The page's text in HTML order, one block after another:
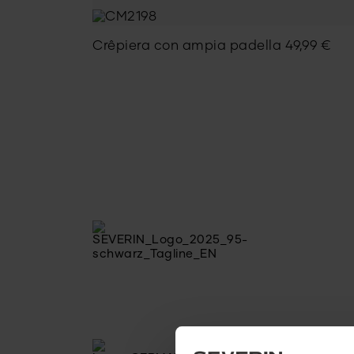
Crêpiera con ampia padella 49,99 €